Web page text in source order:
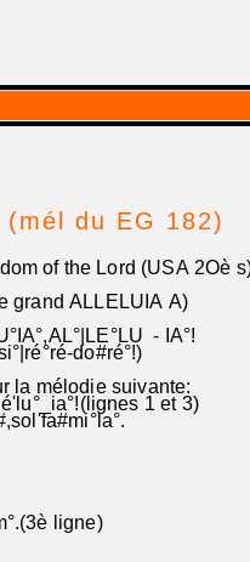
(mél du EG 182)
of the Lord (USA 2Oè
grand ALLELUIA A)
- IA°!
do#ré°!)
la mélodie suivante:
1 et 3)
ligne)